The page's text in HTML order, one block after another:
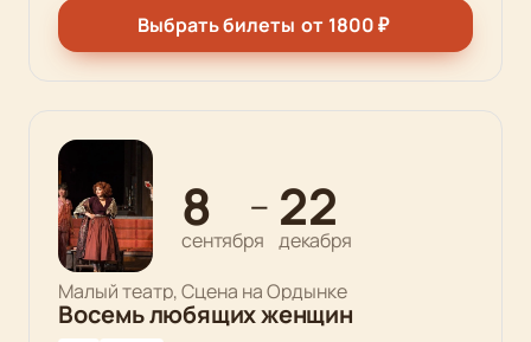
Выбрать билеты от 1800₽
8
сентября
— 22
декабря
Малый театр, Сцена на Ордынке
Восемь любящих женщин